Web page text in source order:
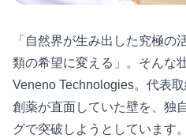
「自然界が生み出した究極の
類の希望に変える」。そんな
Veneno Technologies。代表
創薬が直面していた壁を、独
グで突破しようとしています